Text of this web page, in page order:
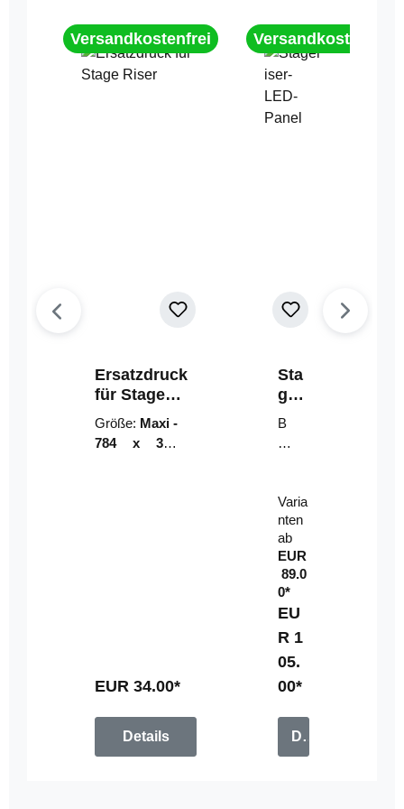
Versandkostenfrei
Ersatzdruck
für Stage
Riser
Größe: Maxi -
784 x 314
EUR 34.00*
Details
Versandkostenfrei
Sta
geri
ser-
LE
D-
el
B
un
mi
t
Fe
rn
be
di
en
u
n
g
Varia
nten
ab
EUR
89.0
0*
EU
R 1
05.
00*
Details